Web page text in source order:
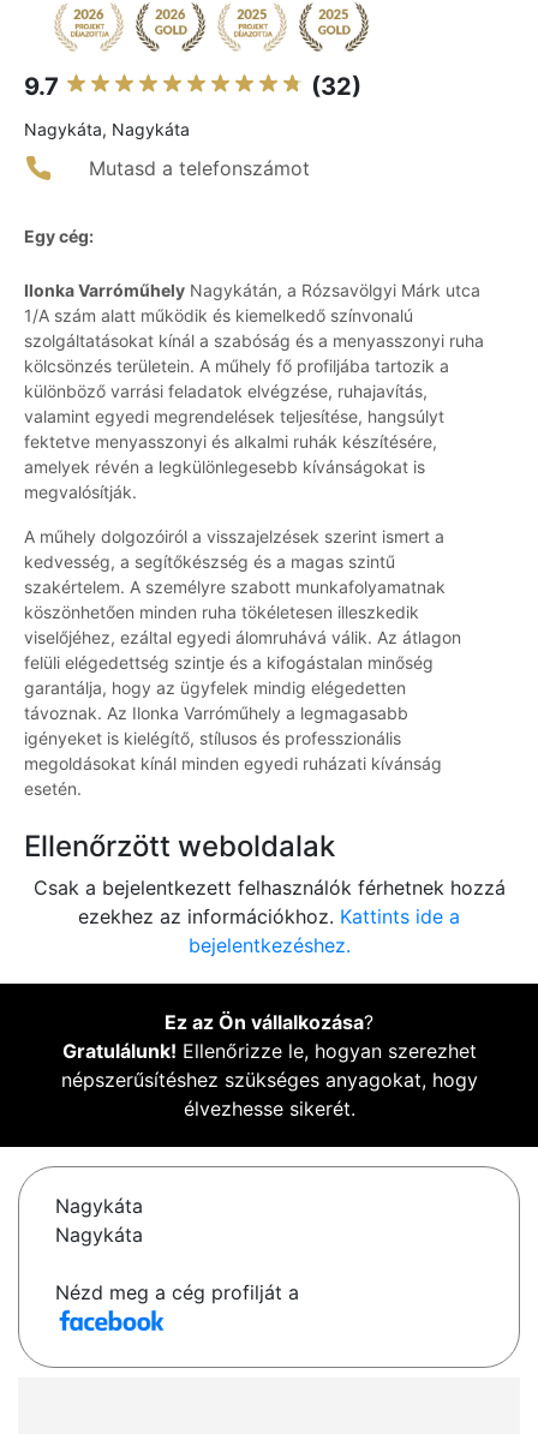
9.7 (32)
Nagykáta, Nagykáta
Mutasd a telefonszámot
Egy cég:
Ilonka Varróműhely Nagykátán, a Rózsavölgyi Márk utca
1/A szám alatt működik és kiemelkedő színvonalú
szolgáltatásokat kínál a szabóság és a menyasszonyi ruha
kölcsönzés területein. A műhely fő profiljába tartozik a
különböző varrási feladatok elvégzése, ruhajavítás,
valamint egyedi megrendelések teljesítése, hangsúlyt
fektetve menyasszonyi és alkalmi ruhák készítésére,
amelyek révén a legkülönlegesebb kívánságokat is
megvalósítják.
A műhely dolgozóiról a visszajelzések szerint ismert a
kedvesség, a segítőkészség és a magas szintű
szakértelem. A személyre szabott munkafolyamatnak
köszönhetően minden ruha tökéletesen illeszkedik
viselőjéhez, ezáltal egyedi álomruhává válik. Az átlagon
felüli elégedettség szintje és a kifogástalan minőség
garantálja, hogy az ügyfelek mindig elégedetten
távoznak. Az Ilonka Varróműhely a legmagasabb
igényeket is kielégítő, stílusos és professzionális
megoldásokat kínál minden egyedi ruházati kívánság
esetén.
Ellenőrzött weboldalak
Csak a bejelentkezett felhasználók férhetnek hozzá
ezekhez az információkhoz. Kattints ide a
bejelentkezéshez.
Ez az Ön vállalkozása?
Gratulálunk! Ellenőrizze le, hogyan szerezhet
népszerűsítéshez szükséges anyagokat, hogy
élvezhesse sikerét.
Nagykáta
Nagykáta
Nézd meg a cég profilját a